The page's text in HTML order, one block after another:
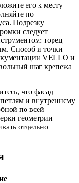
его к месту
по
Подрезку
следует
торец
Способ и точки
VELLO и
шаг крепежа
что фасад
и внутреннему
по всей
геометрии
отдельно